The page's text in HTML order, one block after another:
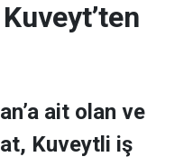
ait olan ve
Kuveytli iş